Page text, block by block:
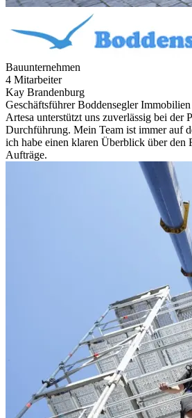
Bauunternehmen
4 Mitarbeiter
Kay Brandenburg
Geschäftsführer Boddensegler
Artesa unterstützt uns zuverlässig bei der
Durchführung. Mein Team ist immer auf
ich habe einen klaren Überblick über den
Aufträge.